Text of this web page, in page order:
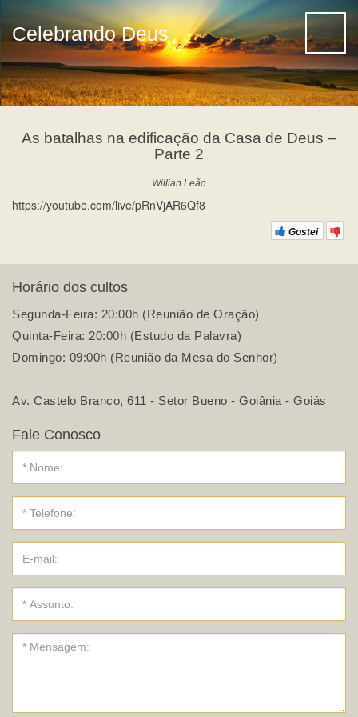
Celebrando Deus
As batalhas na edificação da Casa de Deus –
Parte 2
Willian Leão
https://youtube.com/live/pRnVjAR6Qf8
Gostei
Horário dos cultos
Segunda-Feira: 20:00h (Reunião de Oração)
Quinta-Feira: 20:00h (Estudo da Palavra)
Domingo: 09:00h (Reunião da Mesa do Senhor)
Av. Castelo Branco, 611 - Setor Bueno - Goiânia - Goiás
Fale Conosco